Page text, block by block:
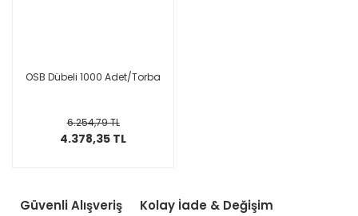
OSB Dübeli 1000 Adet/Torba
6.254,79 TL
4.378,35 TL
Güvenli Alışveriş Kolay İade & Değişim